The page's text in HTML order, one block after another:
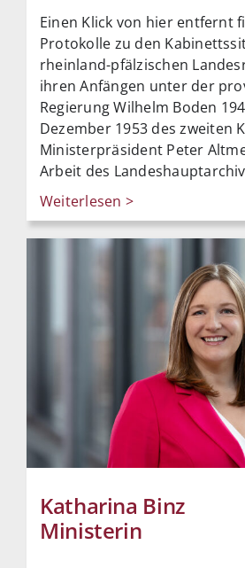
Einen Klick von hier entfernt
Protokolle zu den
rheinland-pfälzischen
ihren Anfängen unter der
Regierung Wilhelm Boden
Dezember 1953 des zweiten
Ministerpräsident Peter
Arbeit des
Weiterlesen >
Katharina Binz
Ministerin